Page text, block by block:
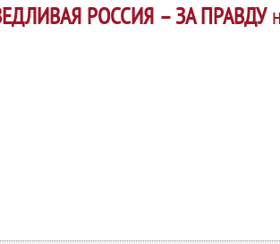
РОССИЯ – ЗА ПРАВДУ